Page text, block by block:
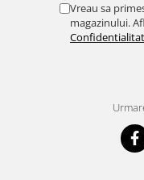
Vreau sa
magazinului.